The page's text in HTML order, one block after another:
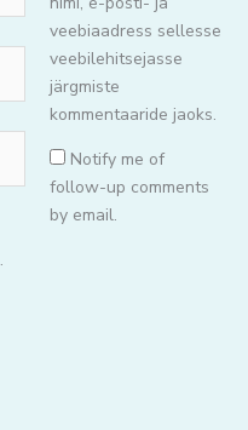
veebiaadress sellesse
veebilehitsejasse
järgmiste
kommentaaride jaoks.
Notify me of
follow-up comments
by email.